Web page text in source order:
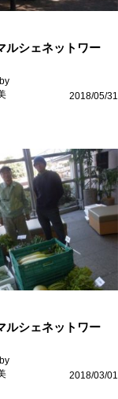
ルシェネットワー
2018/05/31
ルシェネットワー
2018/03/01